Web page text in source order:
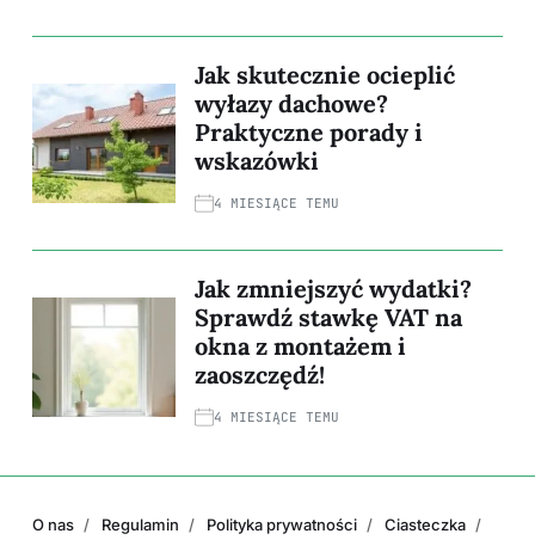
Jak skutecznie ocieplić
wyłazy dachowe?
Praktyczne porady i
wskazówki
4 MIESIĄCE TEMU
Jak zmniejszyć wydatki?
Sprawdź stawkę VAT na
okna z montażem i
zaoszczędź!
4 MIESIĄCE TEMU
O nas Regulamin Polityka prywatności Ciasteczka